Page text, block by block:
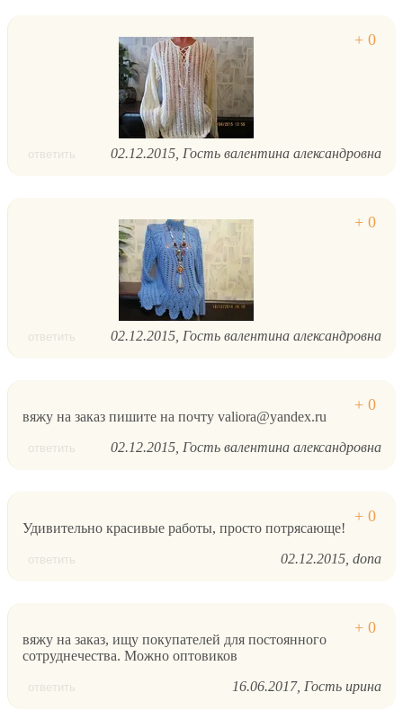
ответить 02.12.2015 Гость валентина александровна
ответить 02.12.2015 Гость валентина александровна
вяжу на заказ пишите на почту valiora@yandex.ru
ответить 02.12.2015 Гость валентина александровна
Удивительно красивые работы, просто потрясающе!
ответить 02.12.2015 dona
вяжу на заказ, ищу покупателей для постоянного
сотруднечества. Можно оптовиков
ответить 16.06.2017 Гость ирина